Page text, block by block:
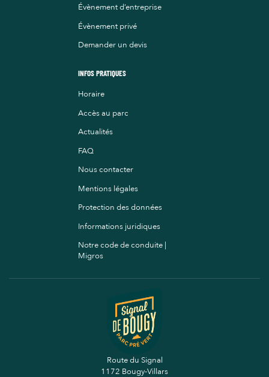
Nous et nos partenaires utilisons des cookies et des
améliorer nos services et pour personnaliser nos services et
Évènement d’entreprise
Évènement privé
Demander un devis
INFOS PRATIQUES
Horaire
Accès au parc
Actualités
FAQ
Nous contacter
Mentions légales
Protection des données
Informations juridiques
Notre code de conduite |
Migros
Route du Signal
1172 Bougy-Villars